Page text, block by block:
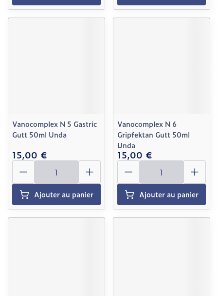
Vanocomplex N 5 Gastric
Gutt 50ml Unda
15,00 €
Quantité
Ajouter au panier
Vanocomplex N 6
Gripfektan Gutt 50ml
Unda
15,00 €
Quantité
Ajouter au panier